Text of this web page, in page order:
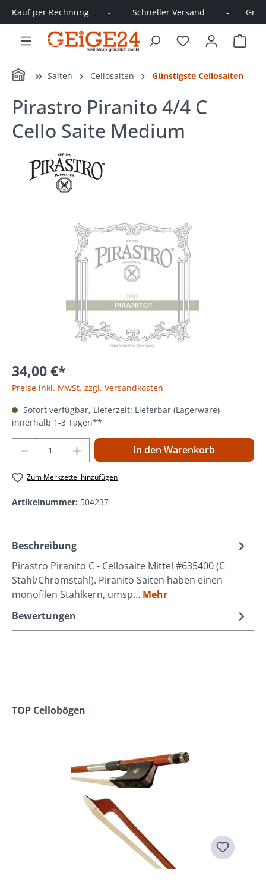
springen
Kauf per Rechnung        -         Schneller Versand         -
Home Saiten Cellosaiten Günstigste Cellosaiten
Pirastro Piranito 4/4 C
Cello Saite Medium
Bildergalerie überspringen
34,00 €*
Preise inkl. MwSt. zzgl. Versandkosten
Sofort verfügbar, Lieferzeit: Lieferbar (Lagerware)
innerhalb 1-3 Tagen**
Produkt Anzahl: Gib den gewünschten
In den Warenkorb
Zum Merkzettel hinzufügen
Artikelnummer: 504237
Beschreibung
Pirastro Piranito C - Cellosaite Mittel #635400 (C
Stahl/Chromstahl). Piranito Saiten haben einen
monofilen Stahlkern, umsp… Mehr
Bewertungen
Produktgalerie überspringen
TOP Cellobögen